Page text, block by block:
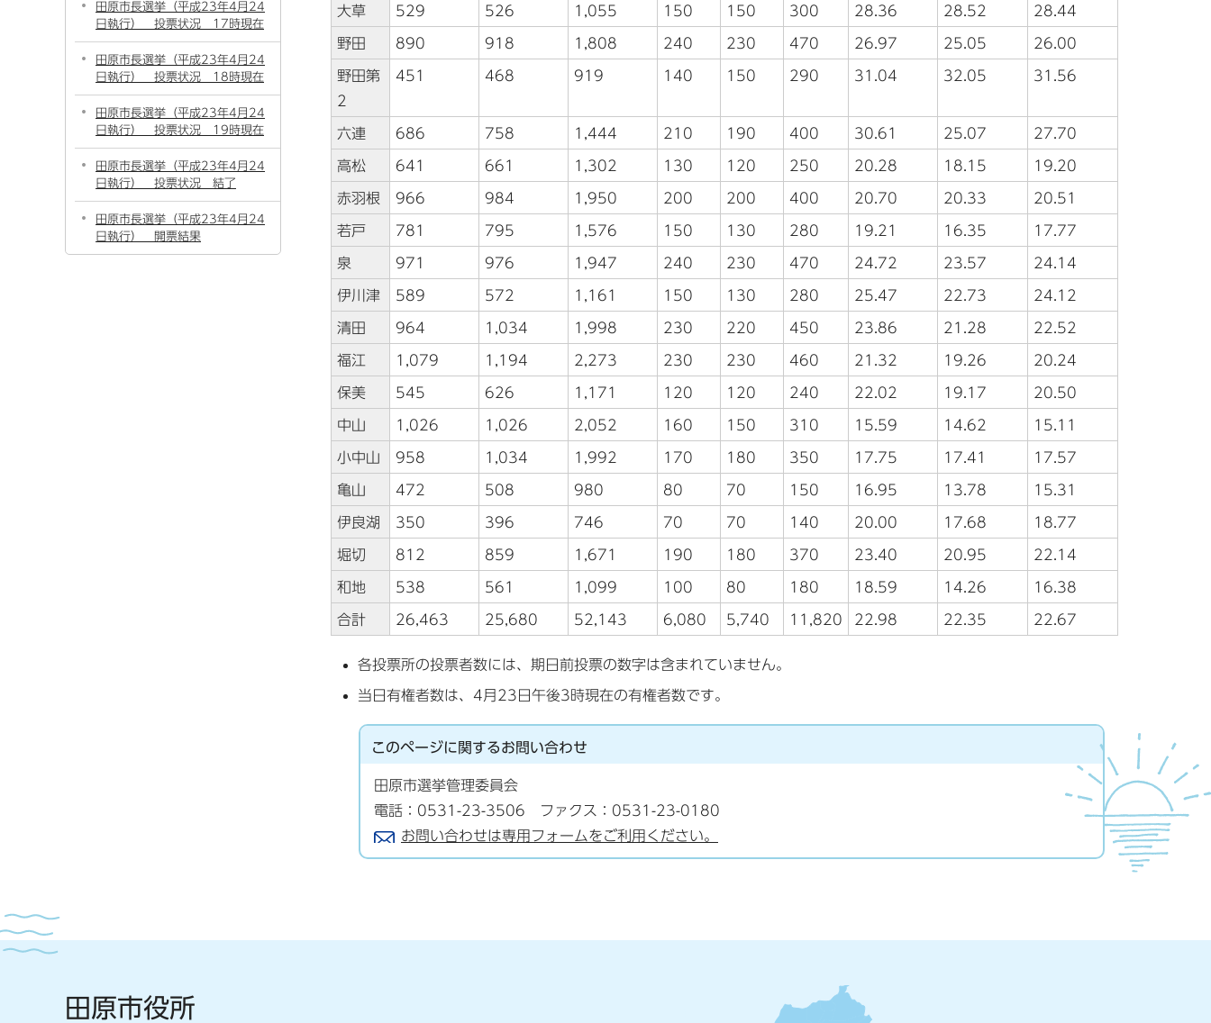
大草 529 526 1,055 150 150 300 28.36 28.52 28.44
野田 890 918 1,808 240 230 470 26.97 25.05 26.00
野田第
2
451 468 919 140 150 290 31.04 32.05 31.56
六連 686 758 1,444 210 190 400 30.61 25.07 27.70
高松 641 661 1,302 130 120 250 20.28 18.15 19.20
赤羽根 966 984 1,950 200 200 400 20.70 20.33 20.51
若戸 781 795 1,576 150 130 280 19.21 16.35 17.77
泉 971 976 1,947 240 230 470 24.72 23.57 24.14
伊川津 589 572 1,161 150 130 280 25.47 22.73 24.12
清田 964 1,034 1,998 230 220 450 23.86 21.28 22.52
福江 1,079 1,194 2,273 230 230 460 21.32 19.26 20.24
保美 545 626 1,171 120 120 240 22.02 19.17 20.50
中山 1,026 1,026 2,052 160 150 310 15.59 14.62 15.11
小中山 958 1,034 1,992 170 180 350 17.75 17.41 17.57
亀山 472 508 980 80 70 150 16.95 13.78 15.31
伊良湖 350 396 746 70 70 140 20.00 17.68 18.77
堀切 812 859 1,671 190 180 370 23.40 20.95 22.14
和地 538 561 1,099 100 80 180 18.59 14.26 16.38
合計 26,463 25,680 52,143 6,080 5,740 11,820 22.98 22.35 22.67
各投票所の投票者数には、期日前投票の数字は含まれていません。
当日有権者数は、4月23日午後3時現在の有権者数です。
このページに関するお問い合わせ
田原市選挙管理委員会
電話：0531-23-3506 ファクス：0531-23-0180
お問い合わせは専用フォームをご利用ください。
田原市長選挙（平成23年4月24
日執行） 投票状況 17時現在
田原市長選挙（平成23年4月24
日執行） 投票状況 18時現在
田原市長選挙（平成23年4月24
日執行） 投票状況 19時現在
田原市長選挙（平成23年4月24
日執行） 投票状況 結了
田原市長選挙（平成23年4月24
日執行） 開票結果
田原市役所